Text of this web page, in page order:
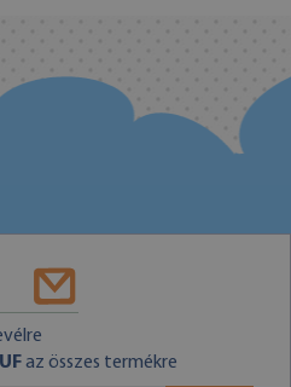
az összes termékre